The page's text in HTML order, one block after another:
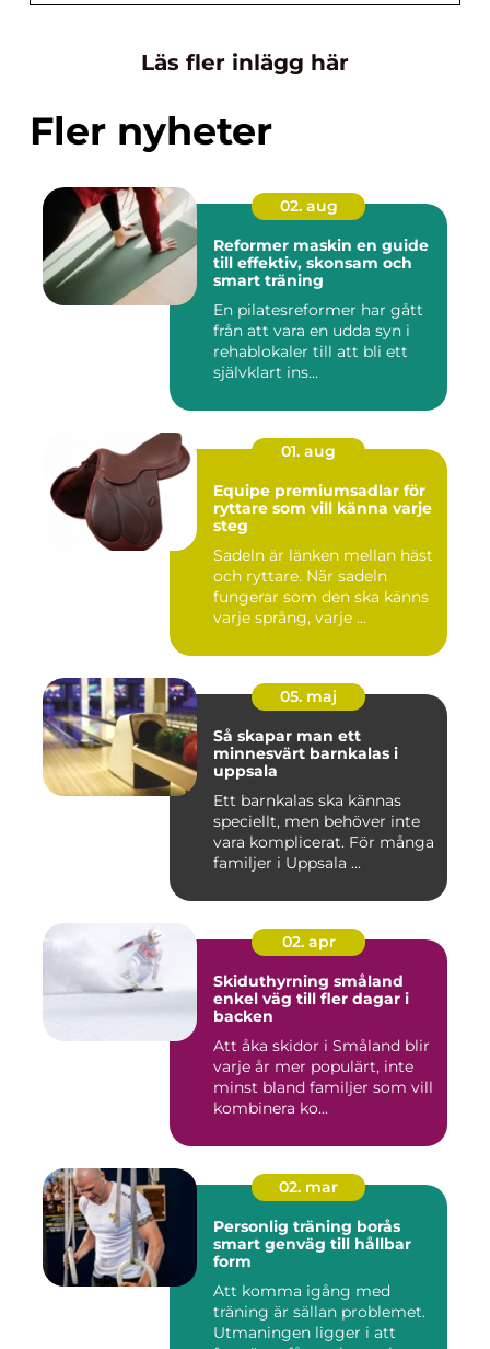
Läs fler inlägg här
Fler nyheter
02. aug
Reformer maskin en guide
till effektiv, skonsam och
smart träning
En pilatesreformer har gått
från att vara en udda syn i
rehablokaler till att bli ett
självklart ins...
01. aug
Equipe premiumsadlar för
ryttare som vill känna varje
steg
Sadeln är länken mellan häst
och ryttare. När sadeln
fungerar som den ska känns
varje språng, varje ...
05. maj
Så skapar man ett
minnesvärt barnkalas i
uppsala
Ett barnkalas ska kännas
speciellt, men behöver inte
vara komplicerat. För många
familjer i Uppsala ...
02. apr
Skiduthyrning småland
enkel väg till fler dagar i
backen
Att åka skidor i Småland blir
varje år mer populärt, inte
minst bland familjer som vill
kombinera ko...
02. mar
Personlig träning borås
smart genväg till hållbar
form
Att komma igång med
träning är sällan problemet.
Utmaningen ligger i att